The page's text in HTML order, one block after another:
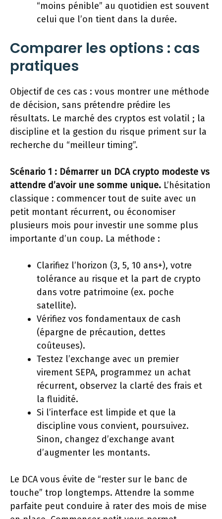
“moins pénible” au quotidien est souvent
celui que l’on tient dans la durée.
Comparer les options : cas
pratiques
Objectif de ces cas : vous montrer une méthode
de décision, sans prétendre prédire les
résultats. Le marché des cryptos est volatil ; la
discipline et la gestion du risque priment sur la
recherche du “meilleur timing”.
Scénario 1 : Démarrer un DCA crypto modeste vs
attendre d’avoir une somme unique. L’hésitation
classique : commencer tout de suite avec un
petit montant récurrent, ou économiser
plusieurs mois pour investir une somme plus
importante d’un coup. La méthode :
Clarifiez l’horizon (3, 5, 10 ans+), votre
tolérance au risque et la part de crypto
dans votre patrimoine (ex. poche
satellite).
Vérifiez vos fondamentaux de cash
(épargne de précaution, dettes
coûteuses).
Testez l’exchange avec un premier
virement SEPA, programmez un achat
récurrent, observez la clarté des frais et
la fluidité.
Si l’interface est limpide et que la
discipline vous convient, poursuivez.
Sinon, changez d’exchange avant
d’augmenter les montants.
Le DCA vous évite de “rester sur le banc de
touche” trop longtemps. Attendre la somme
parfaite peut conduire à rater des mois de mise